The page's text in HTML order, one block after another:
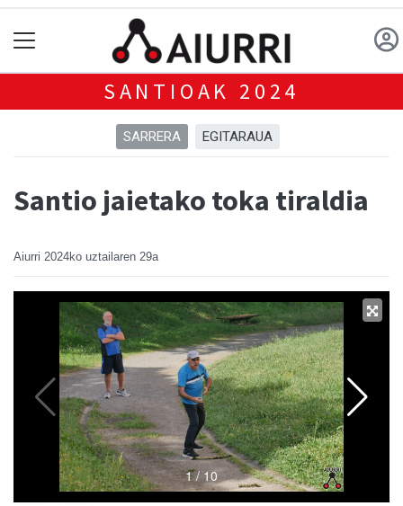
SANTIOAK 2024
SARRERA EGITARAUA
Santio jaietako toka tiraldia
Aiurri 2024ko uztailaren 29a